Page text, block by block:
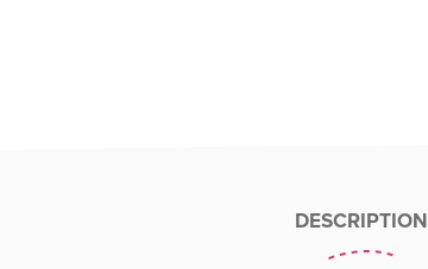
DESCRIPTION